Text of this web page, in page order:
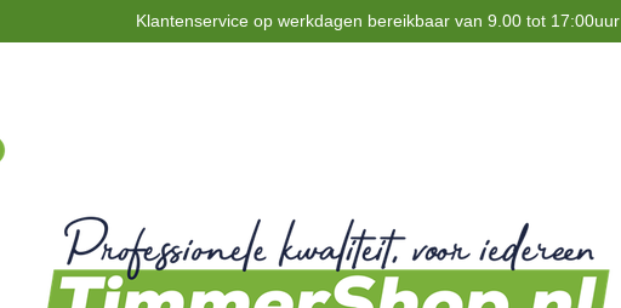
Klantenservice op werkdagen bereikbaar van 9.00 tot 17:00uur